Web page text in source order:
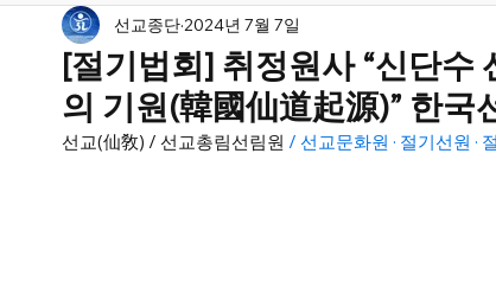
仙道 한국선도 仙學 선교강원
삼일절 민족강좌 광복절 교화천제 선림원 신성법회
[절기법회] 취정원사 “신단수
의 기원(韓國仙道起源)” 한국
선교종단 2024년 7월 7일
선교(仙敎) / 선교총림선림원 / 선교문화원 · 절기선원 ·